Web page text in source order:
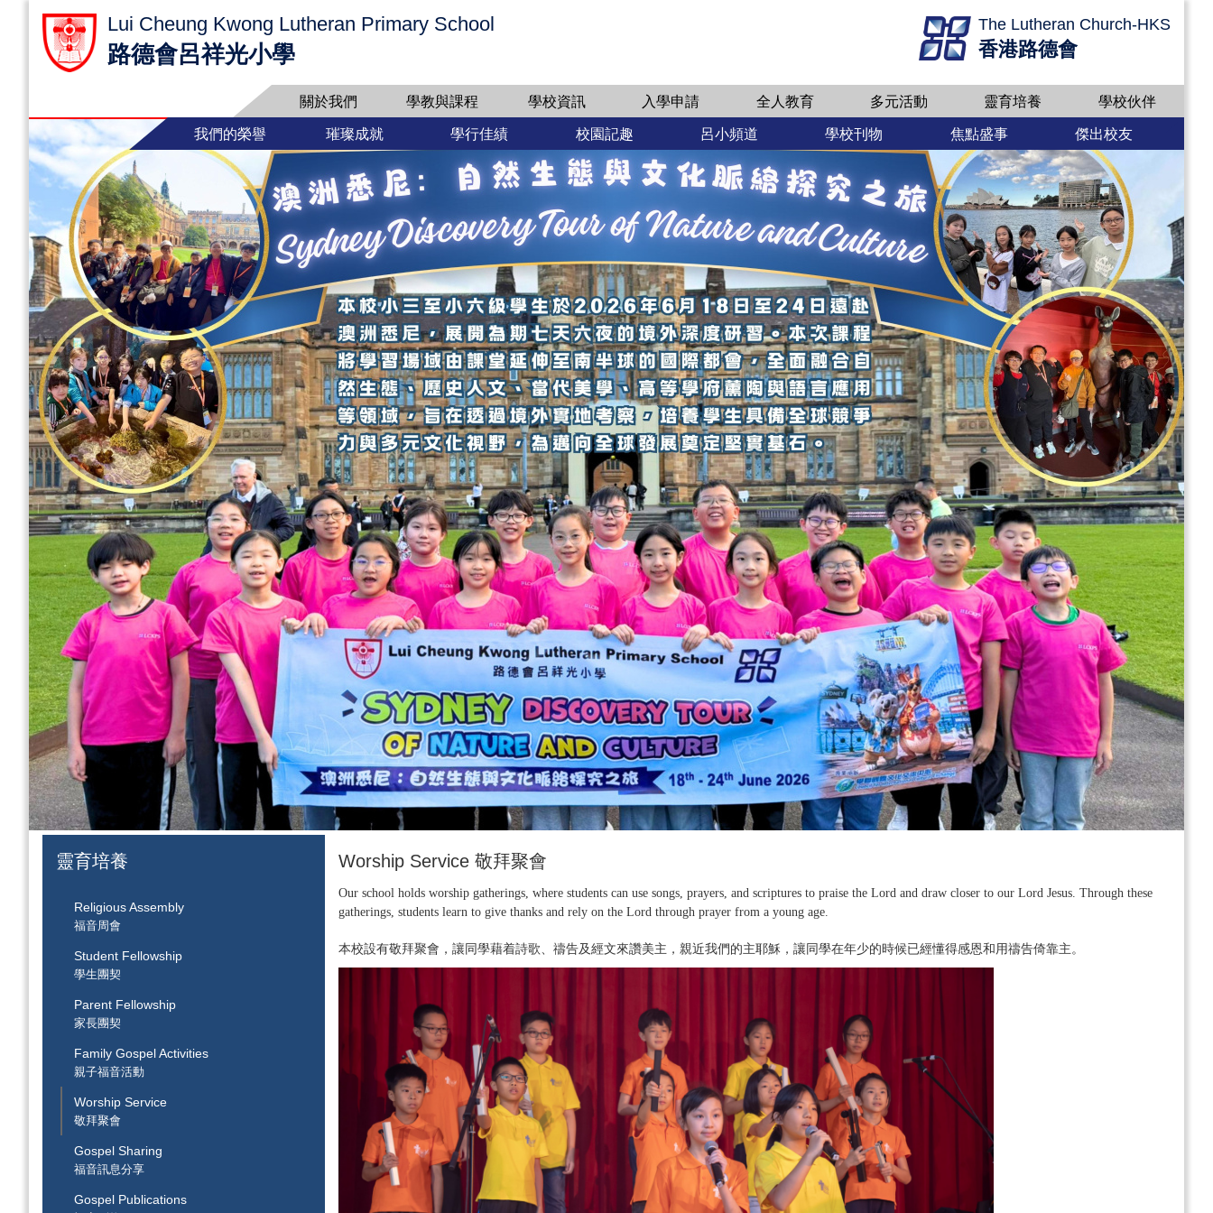
Lui Cheung Kwong Lutheran Primary School
路德會呂祥光小學
The Lutheran Church-HKS
香港路德會
關於我們 學教與課程 學校資訊 入學申請 全人教育 多元活動 靈育培養 學校伙伴
我們的榮譽 璀璨成就 學行佳績 校園記趣 呂小頻道 學校刊物 焦點盛事 傑出校友
靈育培養
Religious Assembly
福音周會
Student Fellowship
學生團契
Parent Fellowship
家長團契
Family Gospel Activities
親子福音活動
Worship Service
敬拜聚會
Gospel Sharing
福音訊息分享
Gospel Publications
Worship Service 敬拜聚會
Our school holds worship gatherings, where students can use songs, prayers, and scriptures to praise the Lord and draw closer to our Lord Jesus. Through these
gatherings, students learn to give thanks and rely on the Lord through prayer from a young age.
本校設有敬拜聚會，讓同學藉着詩歌、禱告及經文來讚美主，親近我們的主耶穌，讓同學在年少的時候已經懂得感恩和用禱告倚靠主。